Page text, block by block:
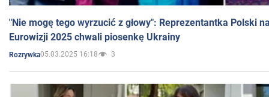
"Nie mogę tego wyrzucić z głowy": Reprezentantka Polski
Eurowizji 2025 chwali piosenkę Ukrainy
Rozrywka05.03.2025 16:18 3